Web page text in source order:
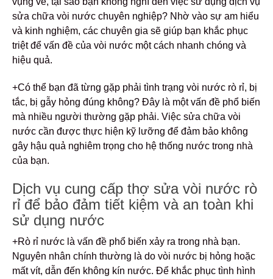
sửa chữa vòi nước chuyên nghiệp? Nhờ vào sự am hiểu
và kinh nghiệm, các chuyên gia sẽ giúp bạn khắc phục
triệt để vấn đề của vòi nước một cách nhanh chóng và
hiệu quả.
+Có thể bạn đã từng gặp phải tình trạng vòi nước rò rỉ, bị
tắc, bị gẫy hỏng đúng không? Đây là một vấn đề phổ biến
mà nhiều người thường gặp phải. Việc sửa chữa vòi
nước cần được thực hiện kỹ lưỡng để đảm bảo không
gây hậu quả nghiêm trọng cho hệ thống nước trong nhà
của bạn.
Dịch vụ cung cấp thợ sửa vòi nước rò
rỉ để bảo đảm tiết kiệm và an toàn khi
sử dụng nước
+Rò rỉ nước là vấn đề phổ biến xảy ra trong nhà bạn.
Nguyên nhân chính thường là do vòi nước bị hỏng hoặc
mất vít, dẫn đến không kín nước. Để khắc phục tình hình